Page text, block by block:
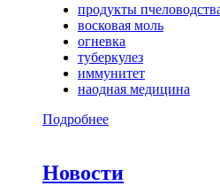
продукты
восковая моль
огневка
туберкулез
иммунитет
наодная медицина
Подробнее
Новости